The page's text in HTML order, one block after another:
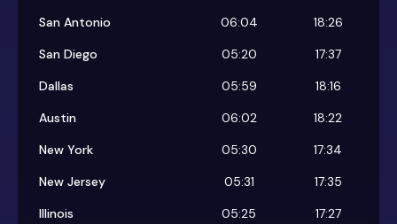
San Antonio
06:04
18:26
San Diego
05:20
17:37
Dallas
05:59
18:16
Austin
06:02
18:22
New York
05:30
17:34
New Jersey
05:31
17:35
Illinois
05:25
17:27